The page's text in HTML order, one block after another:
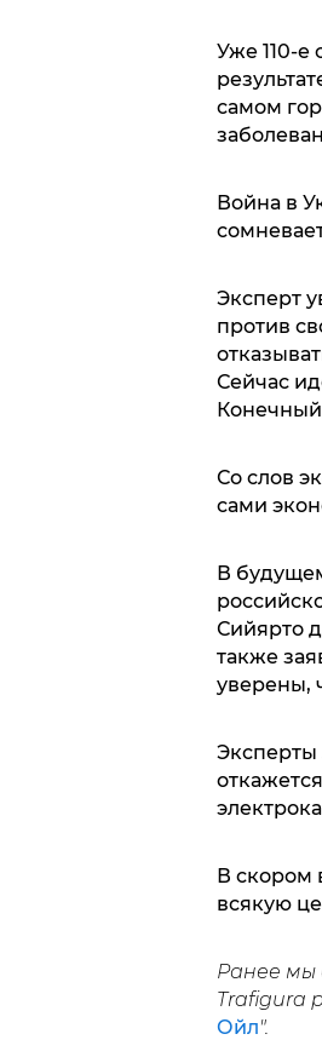
Уже 110-е
самом
Война в
Эксперт
против
Сейчас
Конечный
Со слов
сами
В
Сийярто
также
уверены,
Эксперты
В скором
всякую
Ранее мы
Trafigura
Ойл".